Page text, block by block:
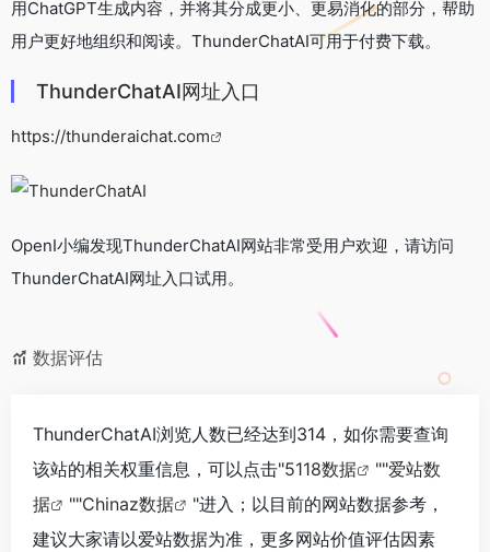
用ChatGPT生成内容，并将其分成更小、更易消化的部分，帮助
用户更好地组织和阅读。ThunderChatAI可用于付费下载。
ThunderChatAI网址入口
https://thunderaichat.com
OpenI小编发现ThunderChatAI网站非常受用户欢迎，请访问
ThunderChatAI网址入口试用。
数据评估
ThunderChatAI浏览人数已经达到314，如你需要查询
该站的相关权重信息，可以点击"5118数据 ""爱站数
据
""Chinaz数据
"进入；以目前的网站数据参考，
建议大家请以爱站数据为准，更多网站价值评估因素